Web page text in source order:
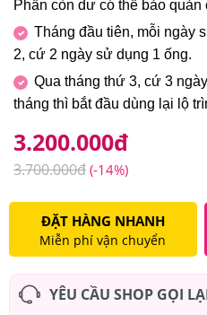
Phần còn dư có thể bảo quản
Tháng đầu tiên, mỗi ngày
2, cứ 2 ngày sử dụng 1 ống.
Qua tháng thứ 3, cứ 3
tháng thì bắt đầu dùng lại lộ
3.200.000đ
3.700.000đ (-14%)
ĐẶT HÀNG NHANH
Miễn phí vận chuyển
YÊU CẦU SHOP GỌI